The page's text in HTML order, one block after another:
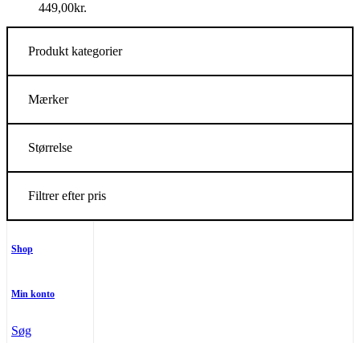
449,00kr.
Produkt kategorier
Mærker
Størrelse
Filtrer efter pris
Shop
Min konto
Søg